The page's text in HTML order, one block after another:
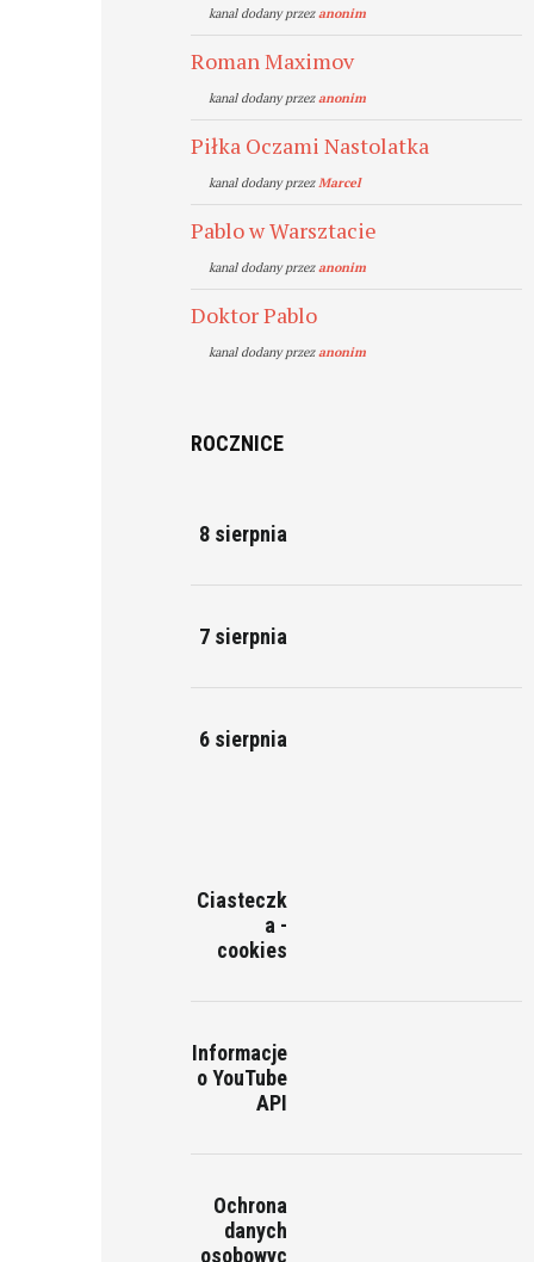
kanal dodany przezanonim
Roman Maximov
kanal dodany przezanonim
Piłka Oczami Nastolatka
kanal dodany przezMarcel
Pablo w Warsztacie
kanal dodany przezanonim
Doktor Pablo
kanal dodany przezanonim
ROCZNICE
8 sierpnia
7 sierpnia
6 sierpnia
Ciasteczk
a -
cookies
Informacje
o YouTube
API
Ochrona
danych
osobowyc